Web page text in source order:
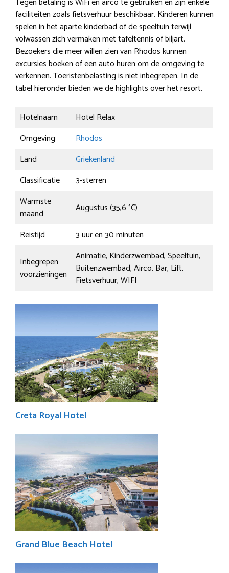
faciliteiten zoals fietsverhuur beschikbaar. Kinderen kunnen
spelen in het aparte kinderbad of de speeltuin terwijl
volwassen zich vermaken met tafeltennis of biljart.
Bezoekers die meer willen zien van Rhodos kunnen
excursies boeken of een auto huren om de omgeving te
verkennen. Toeristenbelasting is niet inbegrepen. In de
tabel hieronder bieden we de highlights over het resort.
Hotelnaam
Hotel Relax
Omgeving
Rhodos
Land
Griekenland
Classificatie
3-sterren
Warmste
maand
Augustus (35,6 °C)
Reistijd
3 uur en 30 minuten
Inbegrepen
voorzieningen
Animatie, Kinderzwembad, Speeltuin,
Buitenzwembad, Airco, Bar, Lift,
Fietsverhuur, WIFI
Creta Royal Hotel
Grand Blue Beach Hotel